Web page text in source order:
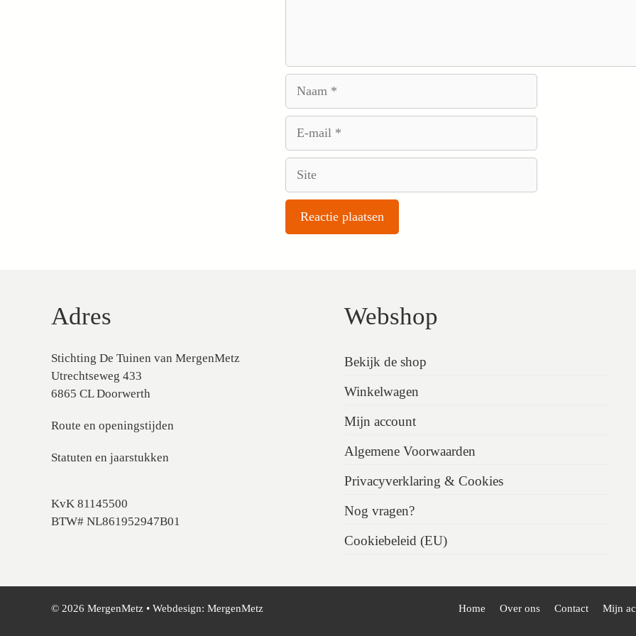
Adres
Stichting De Tuinen van MergenMetz
Utrechtseweg 433
6865 CL Doorwerth
Route en openingstijden
Statuten en jaarstukken
KvK 81145500
BTW# NL861952947B01
Webshop
Bekijk de shop
Winkelwagen
Mijn account
Algemene Voorwaarden
Privacyverklaring & Cookies
Nog vragen?
Cookiebeleid (EU)
Home Over ons Contact Mijn
© 2026 MergenMetz • Webdesign: MergenMetz